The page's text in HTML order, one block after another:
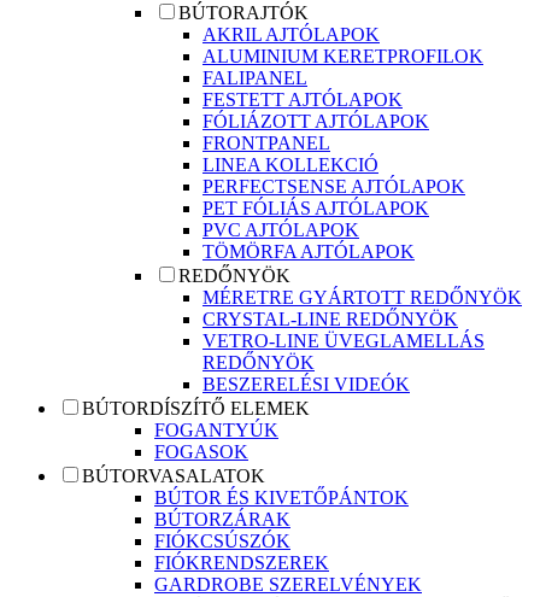
BÚTORAJTÓK
AKRIL AJTÓLAPOK
ALUMINIUM KERETPROFILOK
FALIPANEL
FESTETT AJTÓLAPOK
FÓLIÁZOTT AJTÓLAPOK
FRONTPANEL
LINEA KOLLEKCIÓ
PERFECTSENSE AJTÓLAPOK
PET FÓLIÁS AJTÓLAPOK
PVC AJTÓLAPOK
TÖMÖRFA AJTÓLAPOK
REDŐNYÖK
MÉRETRE GYÁRTOTT REDŐNYÖK
CRYSTAL-LINE REDŐNYÖK
VETRO-LINE ÜVEGLAMELLÁS
REDŐNYÖK
BESZERELÉSI VIDEÓK
BÚTORDÍSZÍTŐ ELEMEK
FOGANTYÚK
FOGASOK
BÚTORVASALATOK
BÚTOR ÉS KIVETŐPÁNTOK
BÚTORZÁRAK
FIÓKCSÚSZÓK
FIÓKRENDSZEREK
GARDROBE SZERELVÉNYEK